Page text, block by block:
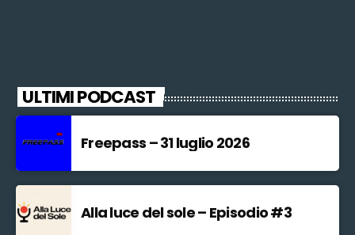
ULTIMI PODCAST
Freepass – 31 luglio 2026
Alla luce del sole – Episodio #3